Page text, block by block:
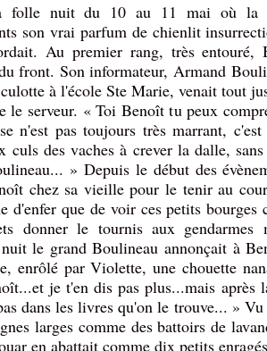
folle nuit du 10 au 11 mai où la
son vrai parfum de chienlit
Au premier rang, très entouré,
front. Son informateur, Armand
à l'école Ste Marie, venait tout
le serveur. « Toi Benoît tu peux
n'est pas toujours très marrant,
culs des vaches à crever la dalle,
» Depuis le début des
chez sa vieille pour le tenir au
d'enfer que de voir ces petits bourges
donner le tournis aux
le grand Boulineau annonçait à
enrôlé par Violette, une chouette
je t'en dis pas plus...mais après
dans les livres qu'on le trouve... »
larges comme des battoirs de
en abattait comme dix petits